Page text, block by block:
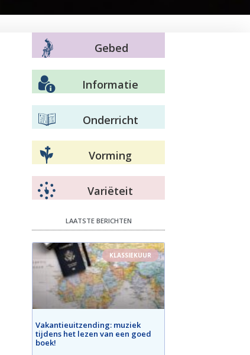
Gebed
Informatie
Onderricht
Vorming
Variëteit
LAATSTE BERICHTEN
KLASSIEKUUR
Vakantieuitzending: muziek
tijdens het lezen van een goed
boek!